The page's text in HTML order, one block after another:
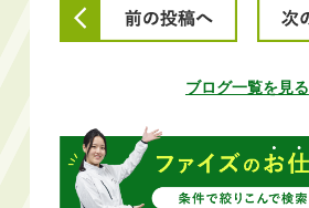
ブログ一覧を見る